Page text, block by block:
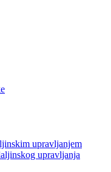
upravljanjem
upravljanja